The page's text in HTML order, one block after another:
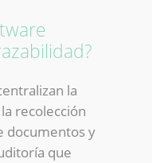
la
recolección
documentos y
que